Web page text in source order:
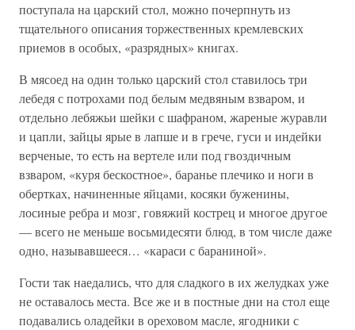
поступала на царский стол, можно почерпнуть из
тщательного описания торжественных кремлевских
приемов в особых, «разрядных» книгах.
В мясоед на один только царский стол ставилось три
лебедя с потрохами под белым медвяным взваром, и
отдельно лебяжьи шейки с шафраном, жареные журавли
и цапли, зайцы ярые в лапше и в грече, гуси и индейки
верченые, то есть на вертеле или под гвоздичным
взваром, «куря бескостное», баранье плечико и ноги в
обертках, начиненные яйцами, косяки буженины,
лосиные ребра и мозг, говяжий кострец и многое другое
— всего не меньше восьмидесяти блюд, в том числе даже
одно, называвшееся… «караси с бараниной».
Гости так наедались, что для сладкого в их желудках уже
не оставалось места. Все же и в постные дни на стол еще
подавались оладейки в ореховом масле, ягодники с